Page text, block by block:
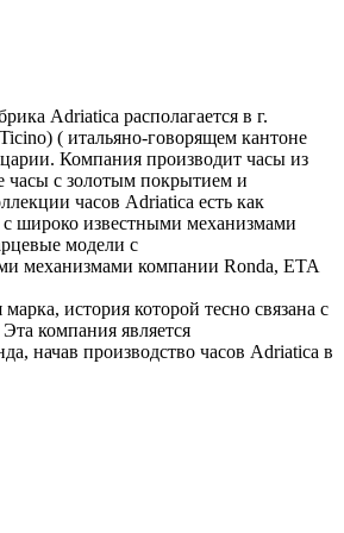
Adriatica располагается в г.
( итальяно-говорящем кантоне
Компания производит часы из
часы с золотым покрытием и
часов Adriatica есть как
широко известными механизмами
модели с
механизмами компании Ronda, ETA
история которой тесно связана с
компания является
начав производство часов Adriatica в